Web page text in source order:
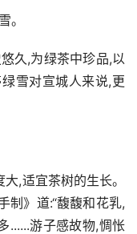
。
久,为绿茶中珍品,以
雪对宣城人来说,更
,适宜茶树的生长。
制》道:“馥馥和花乳,
......游子感故物,惆怅